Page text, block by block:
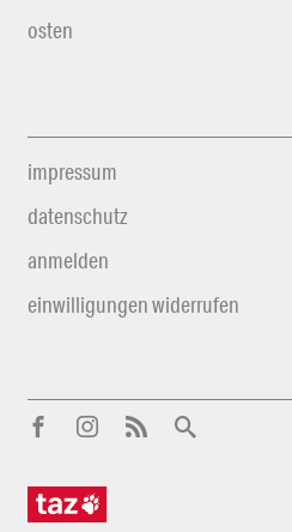
osten
impressum
datenschutz
anmelden
einwilligungen widerrufen